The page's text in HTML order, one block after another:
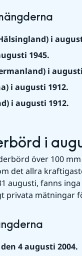
i
1945.
i
i augusti 1912.
i augusti 1912.
i
över 100
det allra
augusti, fanns
privata mätningar
4 augusti 2004.